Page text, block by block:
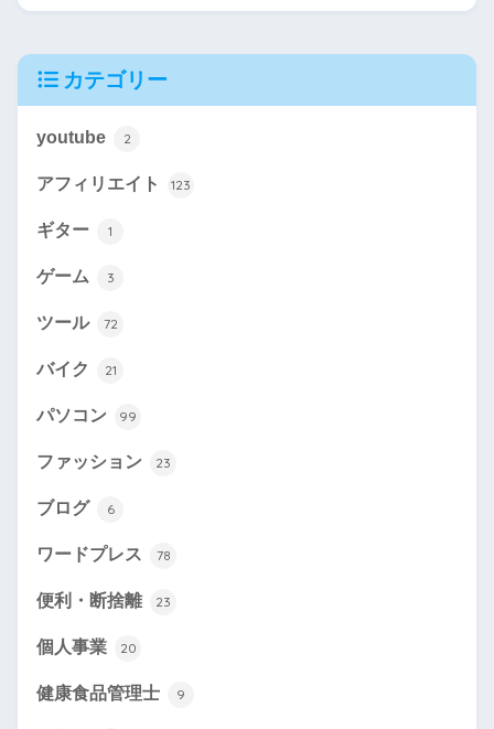
カテゴリー
youtube 2
アフィリエイト 123
ギター 1
ゲーム 3
ツール 72
バイク 21
パソコン 99
ファッション 23
ブログ 6
ワードプレス 78
便利・断捨離 23
個人事業 20
健康食品管理士 9